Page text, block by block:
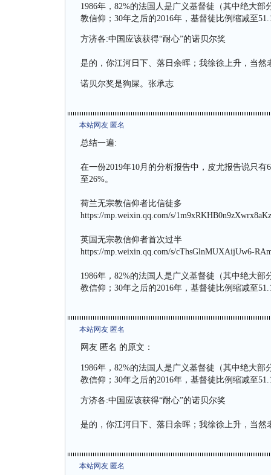
1986年，82%的法国人是广义基督徒（其中绝大
教信仰；30年之后的2016年，基督徒比例缩减至
方济各:中国应该获得“耐心”的诺贝尔奖
是的，你江河日下、落日余晖；我徐徐上升，当然
诺贝尔奖是狗屎。张承志
本站网友 匿名
总结一遍:
在一份2019年10月的分析报告中，皮尤报告说只
至26%。
荷兰无宗教信仰者比信徒多
https://mp.weixin.qq.com/s/
英国无宗教信仰者首次过半
https://mp.weixin.qq.com/s/cThsGlnMUXAijUw6-
1986年，82%的法国人是广义基督徒（其中绝大
教信仰；30年之后的2016年，基督徒比例缩减至
本站网友 匿名
网友 匿名 的原文：
1986年，82%的法国人是广义基督徒（其中绝大
教信仰；30年之后的2016年，基督徒比例缩减至
方济各:中国应该获得“耐心”的诺贝尔奖
是的，你江河日下、落日余晖；我徐徐上升，当然
本站网友 匿名